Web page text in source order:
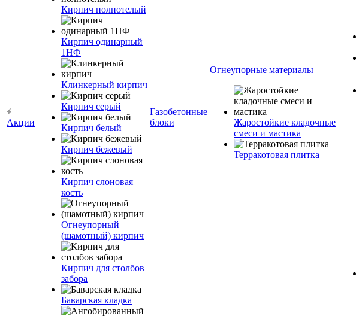
Акции
Кирпич полнотелый
Кирпич одинарный
1НФ
Клинкерный кирпич
Кирпич серый
Кирпич белый
Кирпич бежевый
Кирпич слоновая
кость
Огнеупорный
(шамотный) кирпич
Кирпич для столбов
забора
Баварская кладка
Газобетонные
блоки
Огнеупорные материалы
Жаростойкие кладочные
смеси и мастика
Терракотовая плитка